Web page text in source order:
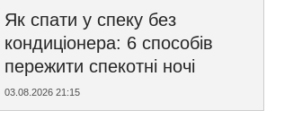
Як спати у спеку без
кондиціонера: 6 способів
пережити спекотні ночі
03.08.2026 21:15